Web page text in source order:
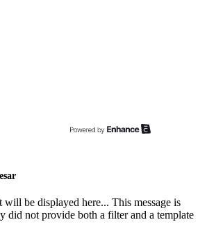
be displayed here... This message is
did not provide both a filter and a template